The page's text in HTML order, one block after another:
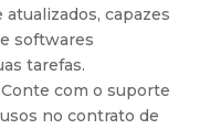
capazes
softwares
tarefas.
Conte com o suporte
no contrato de